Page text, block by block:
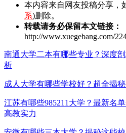
本内容来自网友投稿分享，
系)删除。
转载请务必保留本文链接：
http://www.xuegebang.com/
南通大学二本有哪些专业？深度
析
成人大学有哪些学校好？超全揭
江苏有哪些985211大学？最新名
高教实力